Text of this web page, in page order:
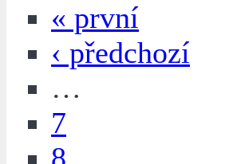
« první
‹ předchozí
…
7